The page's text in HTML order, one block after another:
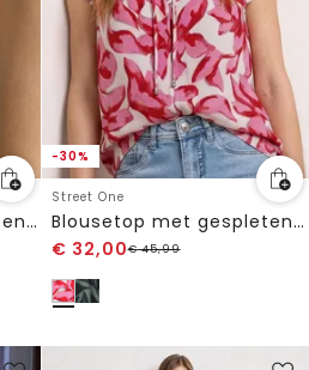
Blouse met ronde hals en bladerenprint
-30%
Street One
Blousetop met gespleten hals en ruches
€ 32,00€45,99